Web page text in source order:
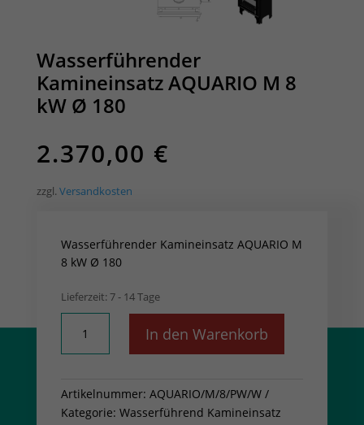
Wasserführender
Kamineinsatz AQUARIO M 8
kW Ø 180
2.370,00 €
zzgl. Versandkosten
Wasserführender Kamineinsatz AQUARIO M
8 kW Ø 180
Lieferzeit: 7 - 14 Tage
Kamineinsatz
AQUARIO
8
kW
In den Warenkorb
Artikelnummer: AQUARIO/M/8/PW/W
Kategorie: Wasserführend Kamineinsatz